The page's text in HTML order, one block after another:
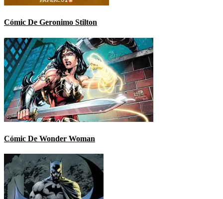
Cómic De Geronimo Stilton
Cómic De Wonder Woman